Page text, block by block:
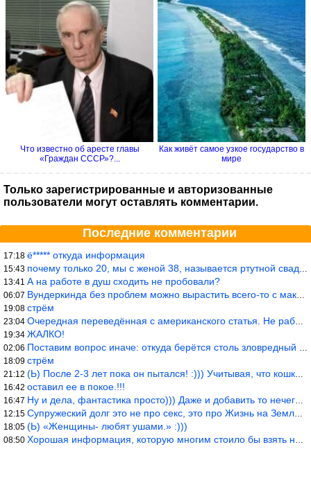
Что известно об аресте главы
«Граждан СССР»?...
Как живёт самое узкое государство в
мире
Только зарегистрированные и авторизованные
пользователи могут оставлять комментарии.
Последние комментарии
17:18 ё***** откуда информация
15:43 почему только 20, мы с женой 38, называется ртутной свадьбой, гр
13:41 А на работе в душ сходить не пробовали?
06:07 Вундеркинда без проблем можно вырастить всего-то с максимально р
19:08 стрём
23:04 Очередная переведённая с американского статья. Не работает эта ф
19:34 ЖАЛКО!
02:06 Поставим вопрос иначе: откуда берётся столь зловредный феминизм?
18:09 стрём
21:12 (Ь) После 2-3 лет пока он пытался! :))) Учитывая, что кошки 10-1
16:42 оставил ее в покое.!!!
16:47 Ну и дела, фантастика просто))) Даже и добавить то нечего…
12:15 Супружеский долг это не про секс, это про Жизнь на Земле. Супруж
18:05 (Ь) «Женщины- любят ушами.» :)))
08:50 Хорошая информация, которую многим стоило бы взять на вооружение